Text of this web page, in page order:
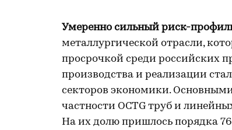
Умеренно сильный риск-
металлургической отрасли,
просрочкой среди российских
производства и реализации
секторов экономики.
частности OCTG труб и
На их долю пришлось порядка